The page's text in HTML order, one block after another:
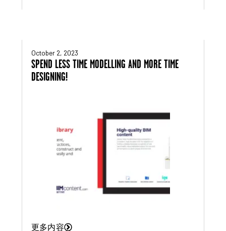
October 2, 2023
SPEND LESS TIME MODELLING AND MORE TIME
DESIGNING!
更多内容